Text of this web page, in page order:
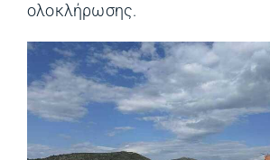
ολοκλήρωσης.